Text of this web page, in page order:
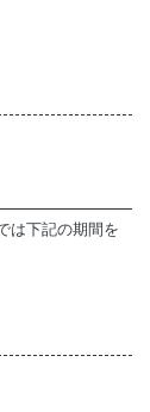
は下記の期間を